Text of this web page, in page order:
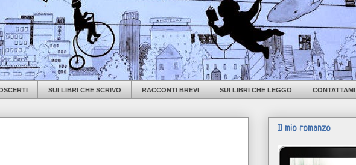
SUI LIBRI CHE SCRIVO RACCONTI BREVI SUI LIBRI CHE LEGGO CONTATTAMI
Il mio romanzo